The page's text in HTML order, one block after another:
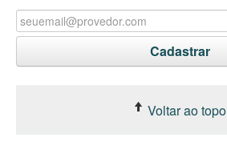
Voltar ao topo